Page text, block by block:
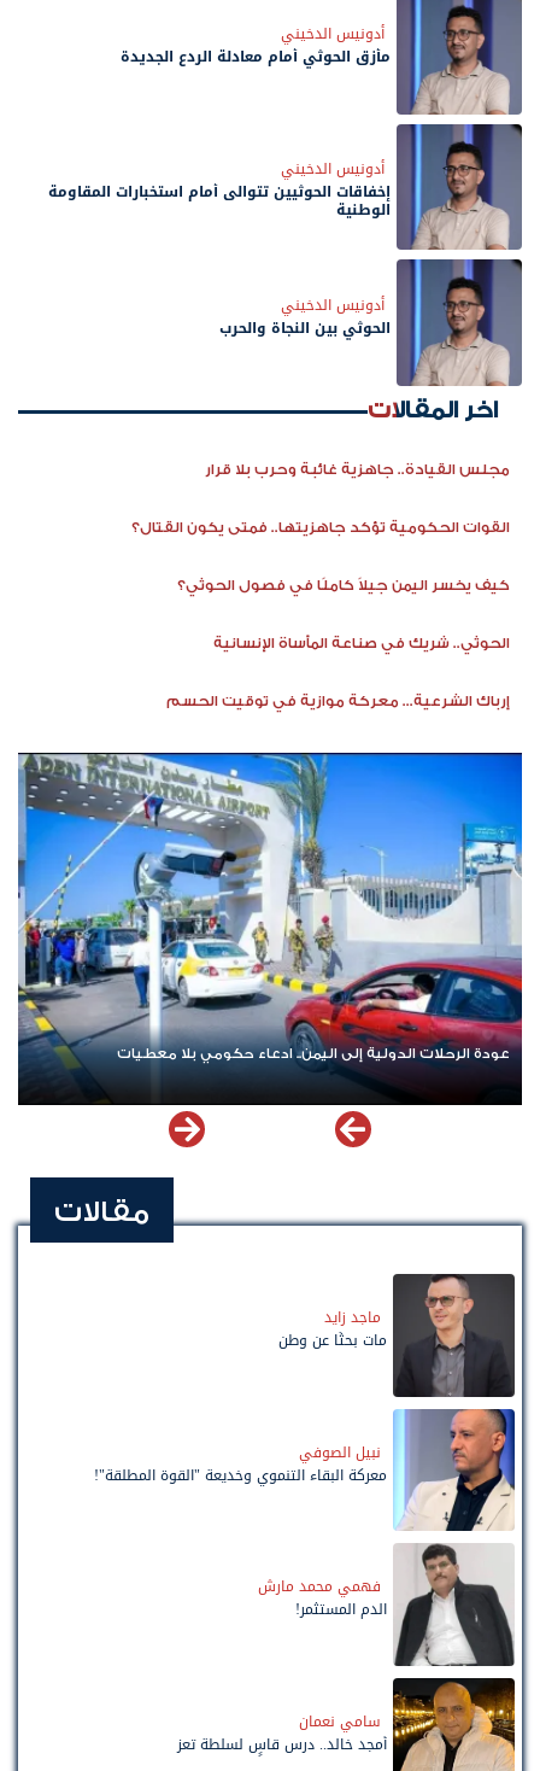
أدونيس الدخيني
مأزق الحوثي أمام معادلة الردع الجديدة
أدونيس الدخيني
إخفاقات الحوثيين تتوالى أمام استخبارات المقاومة
الوطنية
أدونيس الدخيني
الحوثي بين النجاة والحرب
اخر المقالات
مجلس القيادة.. جاهزية غائبة وحرب بلا قرار
القوات الحكومية تؤكد جاهزيتها.. فمتى يكون القتال؟
كيف يخسر اليمن جيلاً كاملًا في فصول الحوثي؟
الحوثي.. شريك في صناعة المأساة الإنسانية
إرباك الشرعية... معركة موازية في توقيت الحسم
عودة الرحلات الدولية إلى اليمن.. ادعاء حكومي بلا معطيات
مقالات
ماجد زايد
مات بحثًا عن وطن
نبيل الصوفي
معركة البقاء التنموي وخديعة "القوة المطلقة"!
فهمي محمد مارش
الدم المستثمر!
سامي نعمان
أمجد خالد.. درس قاسٍ لسلطة تعز